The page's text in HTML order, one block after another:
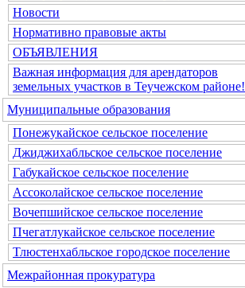
Новости
Нормативно правовые акты
ОБЪЯВЛЕНИЯ
Важная информация для арендаторов
земельных участков в Теучежском районе!
Муниципальные образования
Понежукайское сельское поселение
Джиджихабльское сельское поселение
Габукайское сельское поселение
Ассоколайское сельское поселение
Вочепшийское сельское поселение
Пчегатлукайское сельское поселение
Тлюстенхабльское городское поселение
Межрайонная прокуратура